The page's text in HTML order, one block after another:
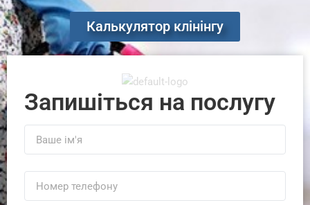
Калькулятор клінінгу
Запишіться на послугу